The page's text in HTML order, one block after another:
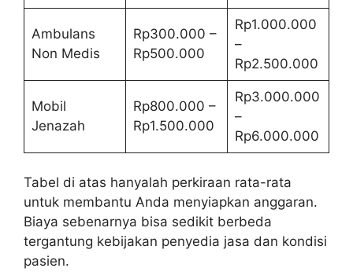
Ambulans
Non Medis
Rp300.000 –
Rp500.000
Rp1.000.000
–
Rp2.500.000
Mobil
Jenazah
Rp800.000 –
Rp1.500.000
Rp3.000.000
–
Rp6.000.000
Tabel di atas hanyalah perkiraan rata-rata
untuk membantu Anda menyiapkan anggaran.
Biaya sebenarnya bisa sedikit berbeda
tergantung kebijakan penyedia jasa dan kondisi
pasien.